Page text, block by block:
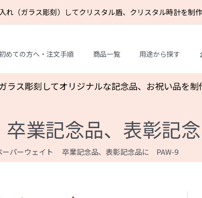
れ（ガラス彫刻）してクリスタル盾、クリスタル時計を制作
めての方へ・注文手順 商品一覧 用途から探す
ス彫刻してオリジナルな記念品、お祝い品を制
業記念品、表彰記
ーパーウェイト 卒業記念品、表彰記念品に PAW-9